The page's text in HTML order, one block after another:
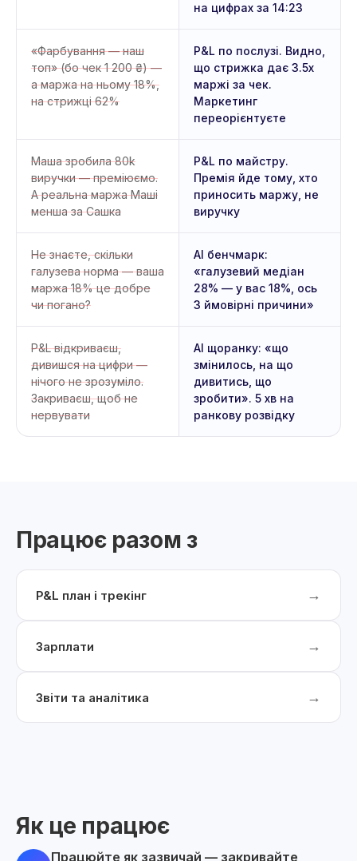
на цифрах за 14:23
«Фарбування — наш
топ» (бо чек 1 200 ₴) —
а маржа на ньому 18%,
на стрижці 62%
P&L по послузі. Видно,
що стрижка дає 3.5x
маржі за чек.
Маркетинг
переорієнтуєте
Маша зробила 80k
виручки — преміюємо.
А реальна маржа Маші
менша за Сашка
P&L по майстру.
Премія йде тому, хто
приносить маржу, не
виручку
Не знаєте, скільки
галузева норма — ваша
маржа 18% це добре
чи погано?
AI бенчмарк:
«галузевий медіан
28% — у вас 18%, ось
3 ймовірні причини»
P&L відкриваєш,
дивишся на цифри —
нічого не зрозуміло.
Закриваєш, щоб не
нервувати
AI щоранку: «що
змінилось, на що
дивитись, що
зробити». 5 хв на
ранкову розвідку
Працює разом з
P&L план і трекінг →
Зарплати →
Звіти та аналітика →
Як це працює
Працюйте як зазвичай — закривайте